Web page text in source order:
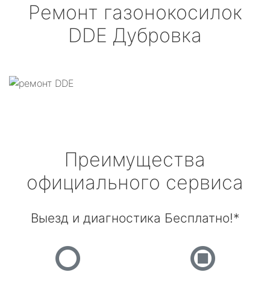
Ремонт газонокосилок
DDE Дубровка
Преимущества
официального сервиса
Выезд и диагностика Бесплатно!*